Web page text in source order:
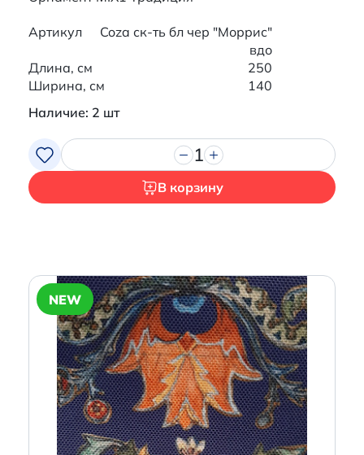
Артикул
Coza ск-ть бл чер "Моррис"
вдо
Длина, см
250
Ширина, см
140
Наличие: 2 шт
1
В корзину
NEW